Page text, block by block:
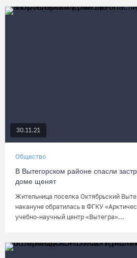
30.11.21
Общество
В Вытегорском районе спасли
доме щенят
Жительница поселка Октябрьский
накануне обратилась в ФГКУ
учебно-научный центр «Вытегра»...